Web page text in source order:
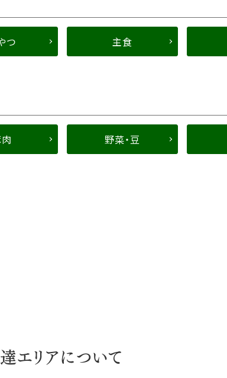
つ 主食
野菜・豆
エリアについて